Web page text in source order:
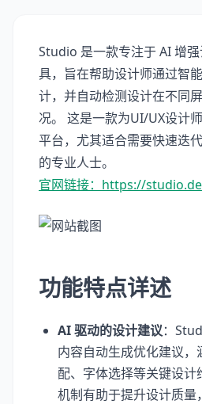
Studio 是一款专注于 AI 增
具，旨在帮助设计师通过智
计，并自动检测设计在不同
况。 这是一款为UI/UX设计
平台，尤其适合需要快速迭
的专业人士。
官网链接：https://
功能特点详述
AI 驱动的设计建议：
内容自动生成优化建议
配、字体选择等关键设
机制有助于提升设计质量